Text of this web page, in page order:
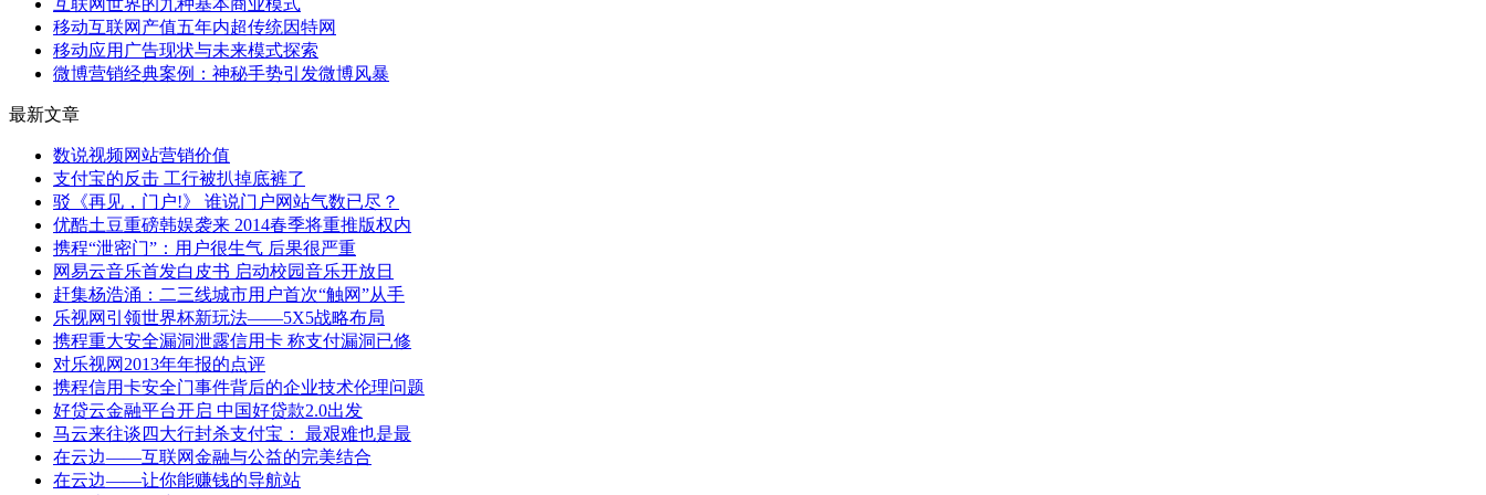
移动互联网产值五年内超传统因特网
移动应用广告现状与未来模式探索
微博营销经典案例：神秘手势引发微博风暴
最新文章
数说视频网站营销价值
支付宝的反击 工行被扒掉底裤了
驳《再见，门户!》 谁说门户网站气数已尽？
优酷土豆重磅韩娱袭来 2014春季将重推版权内
携程“泄密门”：用户很生气 后果很严重
网易云音乐首发白皮书 启动校园音乐开放日
赶集杨浩涌：二三线城市用户首次“触网”从手
乐视网引领世界杯新玩法——5X5战略布局
携程重大安全漏洞泄露信用卡 称支付漏洞已修
对乐视网2013年年报的点评
携程信用卡安全门事件背后的企业技术伦理问题
好贷云金融平台开启 中国好贷款2.0出发
马云来往谈四大行封杀支付宝： 最艰难也是最
在云边——互联网金融与公益的完美结合
在云边——让你能赚钱的导航站